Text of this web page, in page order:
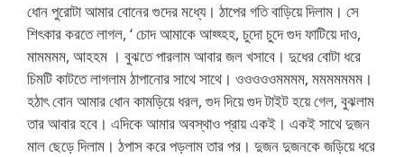
ধোন পুরোটা আমার বোনের গুদের মধ্যে। ঠাপের গতি বাড়িয়ে দিলাম। সে
শিৎকার করতে লাগল, ‘ চোদ আমাকে আহ্হ্হহ, চুদো চুদে গুদ ফাটিয়ে দাও,
মামমমম, আহহম । বুঝতে পারলাম আবার জল খসাবে। দুধের বোটা ধরে
চিমটি কাটতে লাগলাম ঠাপানোর সাথে সাথে। ওওওওওমমমম, মমমমমমম।
হঠাৎ বোন আমার ধোন কামড়িয়ে ধরল, গুদ দিয়ে গুদ টাইট হয়ে গেল, বুঝলাম
তার আবার হবে। এদিকে আমার অবস্থাও প্রায় একই। একই সাথে দুজন
মাল ছেড়ে দিলাম। ঠপাস করে পড়লাম তার পর। দুজন দুজনকে জড়িয়ে ধরে